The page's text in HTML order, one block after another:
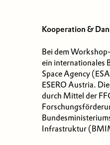
Kooperation &
Bei dem
ein internationales
Space Agency
ESERO Austria.
durch Mittel der
Infrastruktur